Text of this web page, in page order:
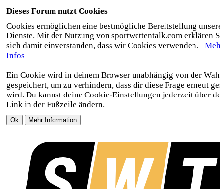
Dieses Forum nutzt Cookies
Cookies ermöglichen eine bestmögliche Bereitstellung
Dienste. Mit der Nutzung von sportwettentalk.com erklären
sich damit einverstanden, dass wir Cookies verwenden.
Infos
Ein Cookie wird in deinem Browser unabhängig von der
gespeichert, um zu verhindern, dass dir diese Frage erneut
wird. Du kannst deine Cookie-Einstellungen jederzeit über
Link in der Fußzeile ändern.